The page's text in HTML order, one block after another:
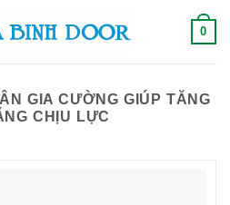
0
GIA CƯỜNG GIÚP TĂNG
CHỊU LỰC